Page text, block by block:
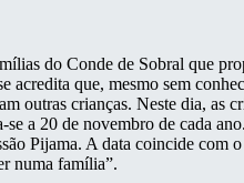
do Conde de Sobral que
acredita que, mesmo sem
outras crianças. Neste dia, as
a 20 de novembro de cada
Pijama. A data coincide com
numa família”.